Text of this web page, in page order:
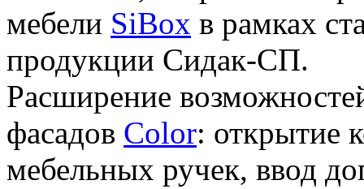
мебели SiBox в рамках
продукции Сидак-СП.
Расширение
фасадов Color: открытие
мебельных ручек, ввод